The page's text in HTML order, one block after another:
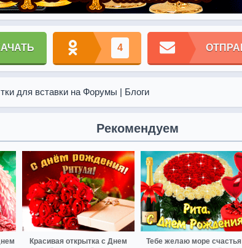
4
для вставки на Форумы | Блоги
Рекомендуем
Красивая открытка с Днем
Тебе желаю море